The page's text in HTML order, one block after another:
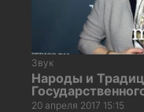
Звук
Народы и
20 апреля 2017 15:15